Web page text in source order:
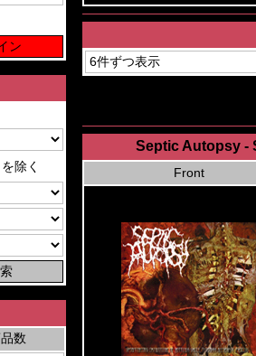
を除く
数
Septic Autopsy -
Front